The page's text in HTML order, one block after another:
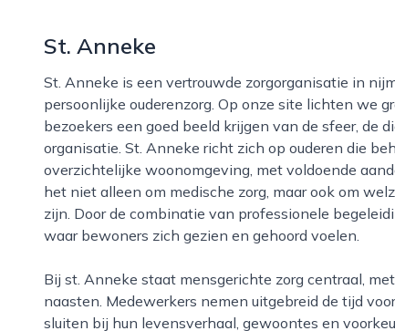
St. Anneke
St. Anneke is een vertrouwde zorgorganisatie in nijmegen, gespecialiseerd in kleinschalige en
persoonlijke ouderenzorg. Op onze site lichten we
bezoekers een goed beeld krijgen van de sfeer, de
organisatie. St. Anneke richt zich op ouderen die
overzichtelijke woonomgeving, met voldoende
het niet alleen om medische zorg, maar ook om
zijn. Door de combinatie van professionele
waar bewoners zich gezien en gehoord voelen.
Bij st. Anneke staat mensgerichte zorg centraal, met veel nadruk op betrokkenheid van familie en
naasten. Medewerkers nemen uitgebreid de tijd
sluiten bij hun levensverhaal, gewoontes en